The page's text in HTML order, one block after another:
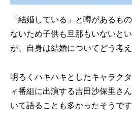
「結婚している」と噂があるも
ないため子供も旦那もいないと
が、自身は結婚についてどう考
明るくハキハキとしたキャラク
ィ番組に出演する吉田沙保里さ
いて語ることも多かったそうです